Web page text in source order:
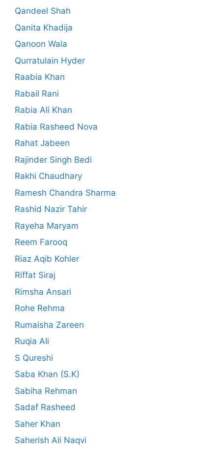
Qandeel Shah
Qanita Khadija
Qanoon Wala
Qurratulain Hyder
Raabia Khan
Rabail Rani
Rabia Ali Khan
Rabia Rasheed Nova
Rahat Jabeen
Rajinder Singh Bedi
Rakhi Chaudhary
Ramesh Chandra Sharma
Rashid Nazir Tahir
Rayeha Maryam
Reem Farooq
Riaz Aqib Kohler
Riffat Siraj
Rimsha Ansari
Rohe Rehma
Rumaisha Zareen
Ruqia Ali
S Qureshi
Saba Khan (S.K)
Sabiha Rehman
Sadaf Rasheed
Saher Khan
Saherish Ali Naqvi